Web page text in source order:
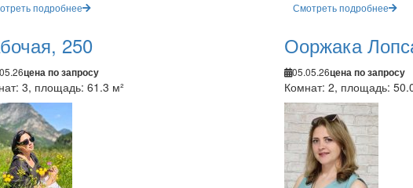
подробнее
250
цена по запросу
3, площадь: 61.3 м²
Смотреть подробнее
Ооржака
05.05.26цена по запросу
Комнат: 2, площадь: